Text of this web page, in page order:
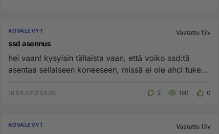
KOVALEVYT Vastattu 13v
ssd asennus
hei vaan! kysyisin tällaista vaan, että voiko ssd:tä
asentaa sellaiseen koneeseen, missä ei ole ahci tukea?
16.04.2013 04:26 2 180 0
KOVALEVYT Vastattu 13v